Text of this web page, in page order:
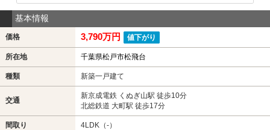
基本情報
価格 3,790万円 値下がり
所在地 千葉県松戸市松飛台
種類 新築一戸建て
交通
新京成電鉄 くぬぎ山駅 徒歩10分
北総鉄道 大町駅 徒歩17分
間取り 4LDK（-）